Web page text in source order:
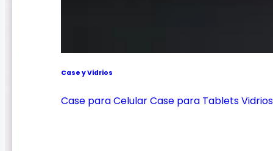
Case y Vidrios
Case para CelularCase para Tablets